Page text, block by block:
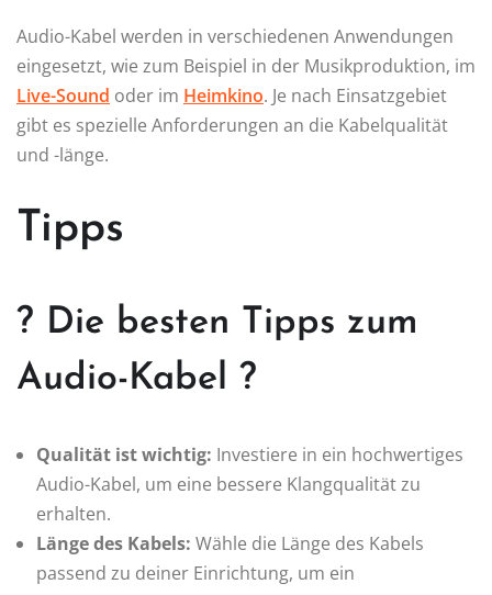
Audio-Kabel werden in verschiedenen Anwendungen
eingesetzt, wie zum Beispiel in der Musikproduktion, im
Live-Sound oder im Heimkino. Je nach Einsatzgebiet
gibt es spezielle Anforderungen an die Kabelqualität
und -länge.
Tipps
? Die besten Tipps zum
Audio-Kabel ?
Qualität ist wichtig: Investiere in ein hochwertiges
Audio-Kabel, um eine bessere Klangqualität zu
erhalten.
Länge des Kabels: Wähle die Länge des Kabels
passend zu deiner Einrichtung, um ein